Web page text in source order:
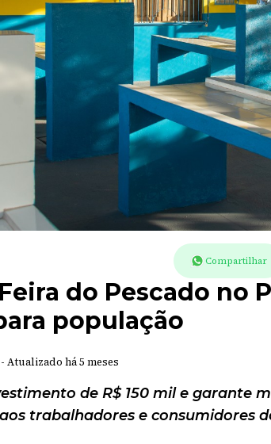
Compartilhar
do Pescado no
população
- Atualizado há 5 meses
de R$ 150 mil e garante
trabalhadores e consumidores